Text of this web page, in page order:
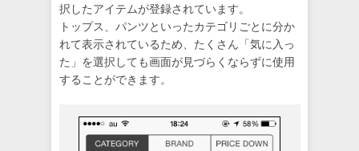
択したアイテムが登録されています。
トップス、パンツといったカテゴリごとに分か
れて表示されているため、たくさん「気に入っ
た」を選択しても画面が見づらくならずに使用
することができます。